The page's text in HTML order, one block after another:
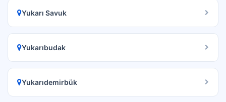
Yukarı Savuk
Yukarıbudak
Yukarıdemirbük